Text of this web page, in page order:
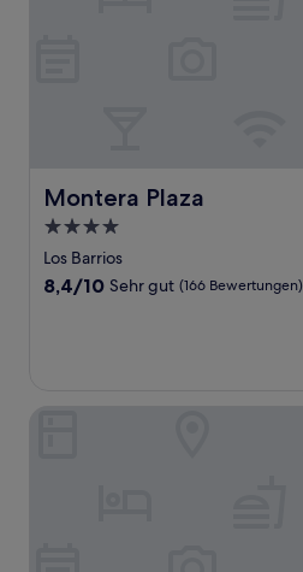
Montera Plaza
Montera Plaza
4.0-
Sterne-
Unterkunft
Los Barrios
8.4
Bewertungen)
8,4/10 Sehr gut (166 Bewertungen)